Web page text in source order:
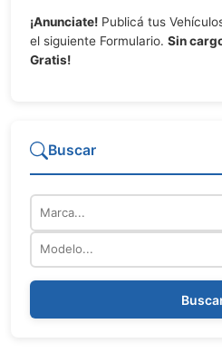
¡Anunciate! Publicá tus
el siguiente Formulario. Sin
Gratis!
Buscar
Marca
Modelo